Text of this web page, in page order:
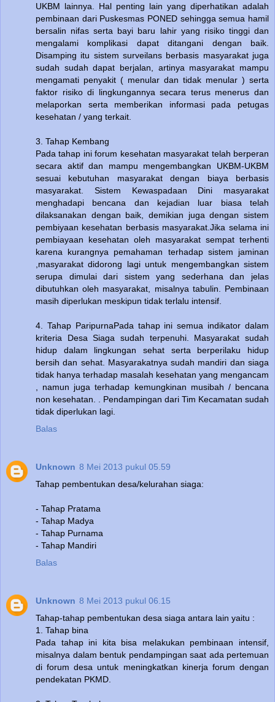
UKBM lainnya. Hal penting lain yang diperhatikan adalah
pembinaan dari Puskesmas PONED sehingga semua hamil
bersalin nifas serta bayi baru lahir yang risiko tinggi dan
mengalami komplikasi dapat ditangani dengan baik.
Disamping itu sistem surveilans berbasis masyarakat juga
sudah sudah dapat berjalan, artinya masyarakat mampu
mengamati penyakit ( menular dan tidak menular ) serta
faktor risiko di lingkungannya secara terus menerus dan
melaporkan serta memberikan informasi pada petugas
kesehatan / yang terkait.
3. Tahap Kembang
Pada tahap ini forum kesehatan masyarakat telah berperan
secara aktif dan mampu mengembangkan UKBM-UKBM
sesuai kebutuhan masyarakat dengan biaya berbasis
masyarakat. Sistem Kewaspadaan Dini masyarakat
menghadapi bencana dan kejadian luar biasa telah
dilaksanakan dengan baik, demikian juga dengan sistem
pembiyaan kesehatan berbasis masyarakat.Jika selama ini
pembiayaan kesehatan oleh masyarakat sempat terhenti
karena kurangnya pemahaman terhadap sistem jaminan
,masyarakat didorong lagi untuk mengembangkan sistem
serupa dimulai dari sistem yang sederhana dan jelas
dibutuhkan oleh masyarakat, misalnya tabulin. Pembinaan
masih diperlukan meskipun tidak terlalu intensif.
4. Tahap ParipurnaPada tahap ini semua indikator dalam
kriteria Desa Siaga sudah terpenuhi. Masyarakat sudah
hidup dalam lingkungan sehat serta berperilaku hidup
bersih dan sehat. Masyarakatnya sudah mandiri dan siaga
tidak hanya terhadap masalah kesehatan yang mengancam
, namun juga terhadap kemungkinan musibah / bencana
non kesehatan. . Pendampingan dari Tim Kecamatan sudah
tidak diperlukan lagi.
Balas
Unknown 8 Mei 2013 pukul 05.59
Tahap pembentukan desa/kelurahan siaga:
- Tahap Pratama
- Tahap Madya
- Tahap Purnama
- Tahap Mandiri
Balas
Unknown 8 Mei 2013 pukul 06.15
Tahap-tahap pembentukan desa siaga antara lain yaitu :
1. Tahap bina
Pada tahap ini kita bisa melakukan pembinaan intensif,
misalnya dalam bentuk pendampingan saat ada pertemuan
di forum desa untuk meningkatkan kinerja forum dengan
pendekatan PKMD.